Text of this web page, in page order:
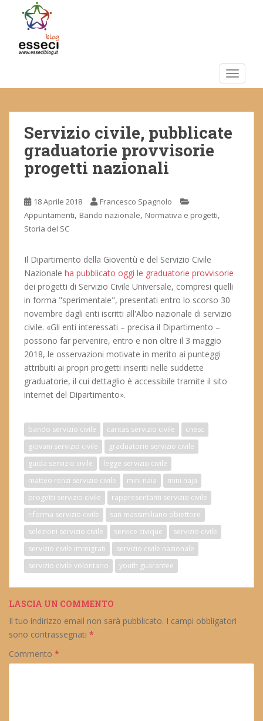
m
Servizio civile, pubblicate
graduatorie provvisorie
progetti nazionali
18 Aprile 2018
Francesco Spagnolo
Appuntamenti, Bando nazionale, Normativa e progetti,
Storia del SC
Il Dipartimento della Gioventù e del Servizio Civile
Nazionale ha pubblicato oggi le graduatorie provvisorie
dei progetti di Servizio Civile Universale, compresi quelli
in forma "sperimentale", presentati entro lo scorso 30
novembre dagli enti iscritti all'Albo nazionale di servizio
civile. «Gli enti interessati – precisa il Dipartimento –
possono far pervenire, entro e non oltre il 3 maggio
2018, le osservazioni motivate in merito ai punteggi
attribuiti ai propri progetti inseriti nelle suddette
graduatorie, il cui dettaglio è accessibile tramite il sito
internet del Dipartimento».
bando servizio civile caritas servizio civile
cnesc
giovani servizio civile
graduatorie servizio civile
guida servizio civile
legge servizio civile
matteo renzi servizio civile
mini naia
mini naja
progetti servizio civile
rappresentanti servizio civile
riforma servizio civile
san massimiliano obiettore
selezioni servizio civile
service civique
servizio civile
servizio civile immigrati
servizio civile nazionale
servizio civile volontario
youth guarantee
LASCIA UN COMMENTO
Il tuo indirizzo email non sarà pubblicato. I campi obbligatori
sono contrassegnati *
Commento *